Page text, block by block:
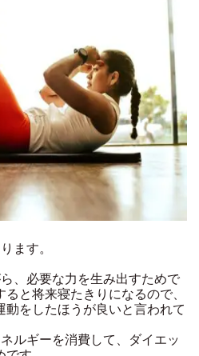
ます。
、必要な力を生み出すためで
と将来寝たきりになるので、
動をしたほうが良いと言われて
ルギーを消費して、ダイエッ